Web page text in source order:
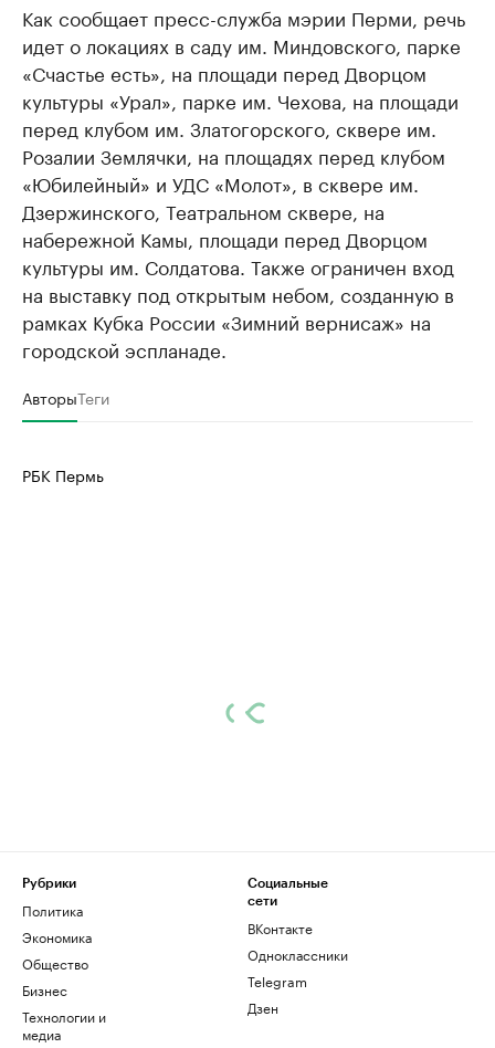
Как сообщает пресс-служба мэрии Перми, речь
идет о локациях в саду им. Миндовского, парке
«Счастье есть», на площади перед Дворцом
культуры «Урал», парке им. Чехова, на площади
перед клубом им. Златогорского, сквере им.
Розалии Землячки, на площадях перед клубом
«Юбилейный» и УДС «Молот», в сквере им.
Дзержинского, Театральном сквере, на
набережной Камы, площади перед Дворцом
культуры им. Солдатова. Также ограничен вход
на выставку под открытым небом, созданную в
рамках Кубка России «Зимний вернисаж» на
городской эспланаде.
АвторыТеги
РБК Пермь
Рубрики
Политика
Экономика
Общество
Бизнес
Технологии и
медиа
Социальные
сети
ВКонтакте
Одноклассники
Telegram
Дзен